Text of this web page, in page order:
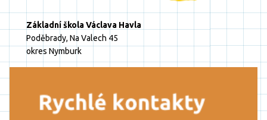
Základní škola Václava Havla
Poděbrady, Na Valech 45
okres Nymburk